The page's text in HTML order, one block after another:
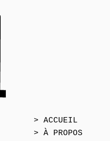
> ACCUEIL
> À PROPOS